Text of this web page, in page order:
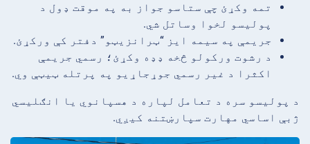
تمه وکړئ چې ستاسو جواز به په موقت ډول د
پولیسو لخوا وساتل شي.
جریمې په سیمه ایز “ټرانزیټو” دفتر کې ورکړئ.
د رشوت ورکولو څخه ډډه وکړئ؛ رسمي جریمې
اکثرا د غیر رسمي جوړجاړيو په پرتله ټیټې وي.
د پولیسو سره د تعامل لپاره د هسپانوي یا انګلیسي
ژبې اساسي مهارت سپارښتنه کیږي.